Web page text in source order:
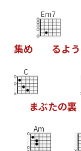
集め
Em7
るよう
C
まぶたの裏
Am